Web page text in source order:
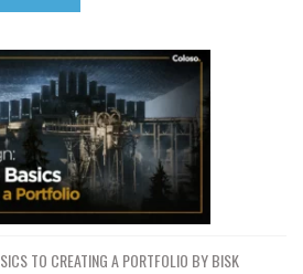
TO CREATING A PORTFOLIO BY BISK